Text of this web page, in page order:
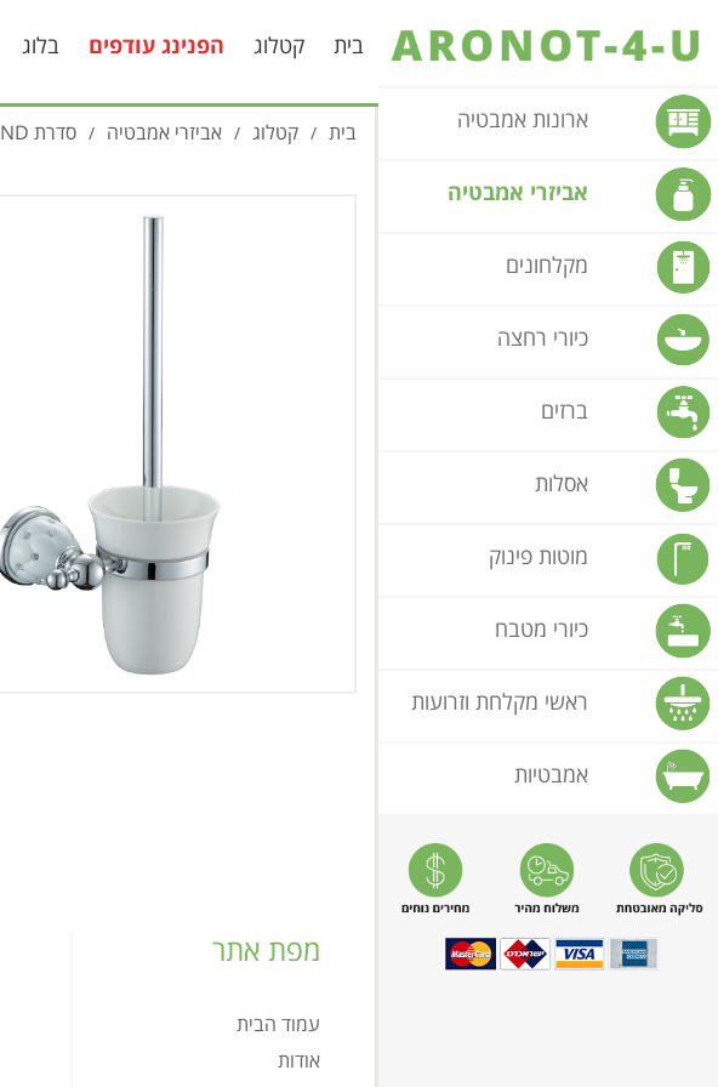
ארונות אמבטיה
אביזרי אמבטיה
מקלחונים
כיורי רחצה
ברזים
אסלות
מוטות פינוק
כיורי מטבח
ראשי מקלחת וזרועות
אמבטיות
בית קטלוג הפנינג עודפים בלוג
בית / קטלוג / אביזרי אמבטיה / סדרת DIAMOND ניקל לבן
מפת אתר
עמוד הבית
אודות